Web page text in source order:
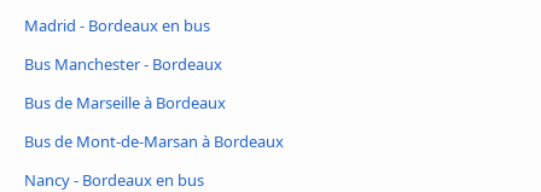
Madrid - Bordeaux en bus
Bus Manchester - Bordeaux
Bus de Marseille à Bordeaux
Bus de Mont-de-Marsan à Bordeaux
Nancy - Bordeaux en bus